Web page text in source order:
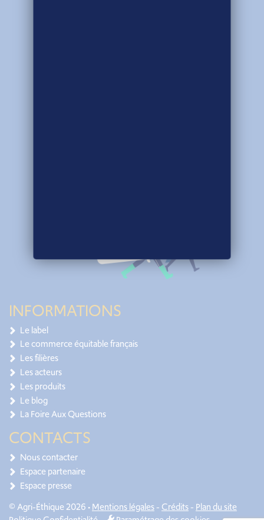
INFORMATIONS
Le label
Le commerce équitable français
Les filières
Les acteurs
Les produits
Le blog
La Foire Aux Questions
CONTACTS
Nous contacter
Espace partenaire
Espace presse
© Agri-Éthique 2026 •Mentions légales- Crédits- Plan du site